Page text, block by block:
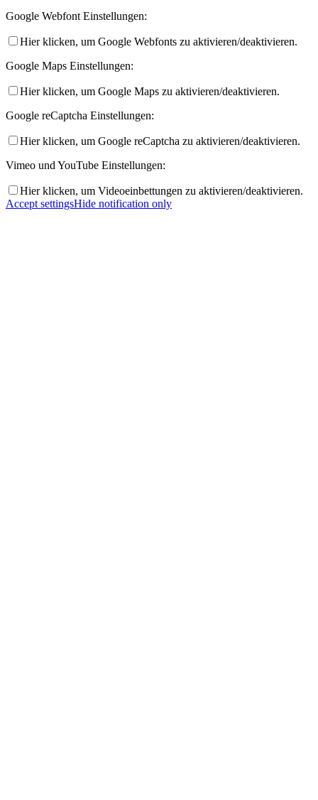
Google Webfont Einstellungen:
Hier klicken, um Google Webfonts zu aktivieren/deaktivieren.
Google Maps Einstellungen:
Hier klicken, um Google Maps zu aktivieren/deaktivieren.
Google reCaptcha Einstellungen:
Hier klicken, um Google reCaptcha zu aktivieren/deaktivieren.
Vimeo und YouTube Einstellungen:
Hier klicken, um Videoeinbettungen zu aktivieren/deaktivieren.
Accept settingsHide notification only